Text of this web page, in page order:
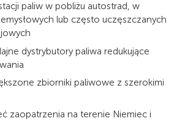
paliw w pobliżu autostrad, w
lub często uczęszczanych
dystrybutory paliwa redukujące
zbiorniki paliwowe z szerokimi
zaopatrzenia na terenie Niemiec i